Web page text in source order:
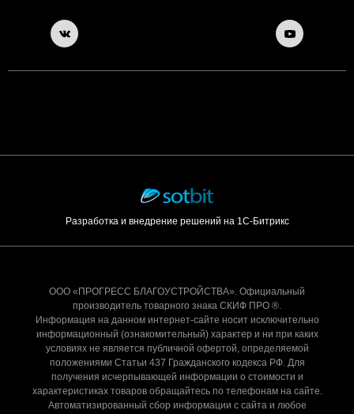
Разработка и внедрение решений на 1С-Битрикс
ООО «ПРОГРЕСС БЛАГОУСТРОЙСТВА». Официальный
производитель товарного знака СКИФ ПРО ®.
Информация на данном интернет-сайте носит исключительно
информационный (ознакомительный) характер и ни при каких
условиях не является публичной офертой, определяемой
положениями Статьи 437 Гражданского кодекса РФ. Для
получения исчерпывающей информации о стоимости и
характеристиках товаров обращайтесь по телефонам на сайте.
Автоматизированный сбор информации с сайта и любое